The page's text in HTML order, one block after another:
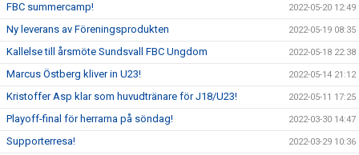
FBC summercamp! 2022-05-20 12:49
Ny leverans av Föreningsprodukten 2022-05-19 08:35
Kallelse till årsmöte Sundsvall FBC Ungdom 2022-05-18 22:38
Marcus Östberg kliver in U23! 2022-05-14 21:12
Kristoffer Asp klar som huvudtränare för J18/U23! 2022-05-11 17:25
Playoff-final för herrarna på söndag! 2022-03-30 14:47
Supporterresa! 2022-03-29 10:36